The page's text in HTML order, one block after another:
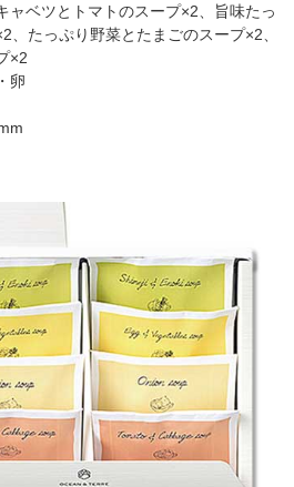
ャベツとトマトのスープ×2、旨味たっ
、たっぷり野菜とたまごのスープ×2、
×2
卵